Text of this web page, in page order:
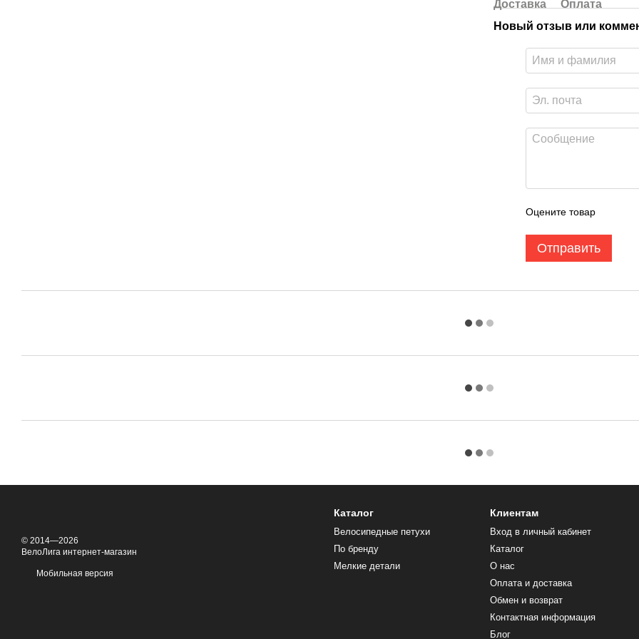
Доставка
Оплата
Новый отзыв или
Оцените товар
Отправить
© 2014—2026
ВелоЛига интернет-магазин
Мобильная версия
Каталог
Велосипедные петухи
По бренду
Мелкие детали
Клиентам
Вход в личный кабинет
Каталог
О нас
Оплата и доставка
Обмен и возврат
Контактная информация
Блог